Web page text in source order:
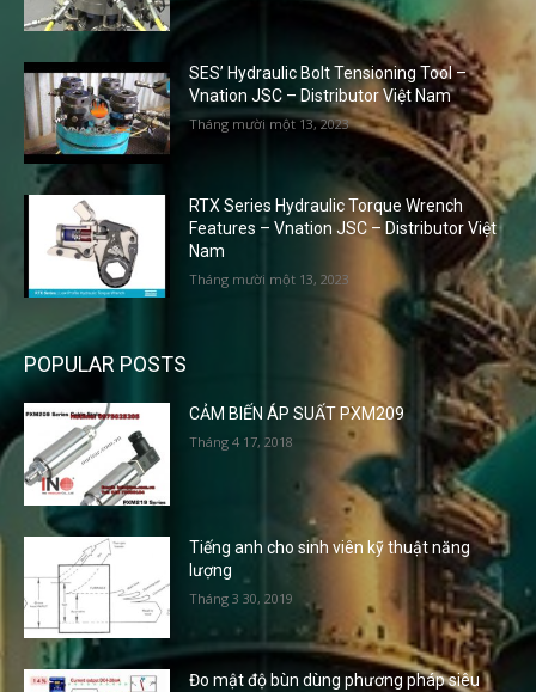
SES’ Hydraulic Bolt Tensioning Tool –
Vnation JSC – Distributor Việt Nam
Tháng mười một 13, 2023
RTX Series Hydraulic Torque Wrench
Features – Vnation JSC – Distributor Việt
Nam
Tháng mười một 13, 2023
POPULAR POSTS
CẢM BIẾN ÁP SUẤT PXM209
Tháng 4 17, 2018
Tiếng anh cho sinh viên kỹ thuật năng
lượng
Tháng 3 30, 2019
Đo mật độ bùn dùng phương pháp siêu